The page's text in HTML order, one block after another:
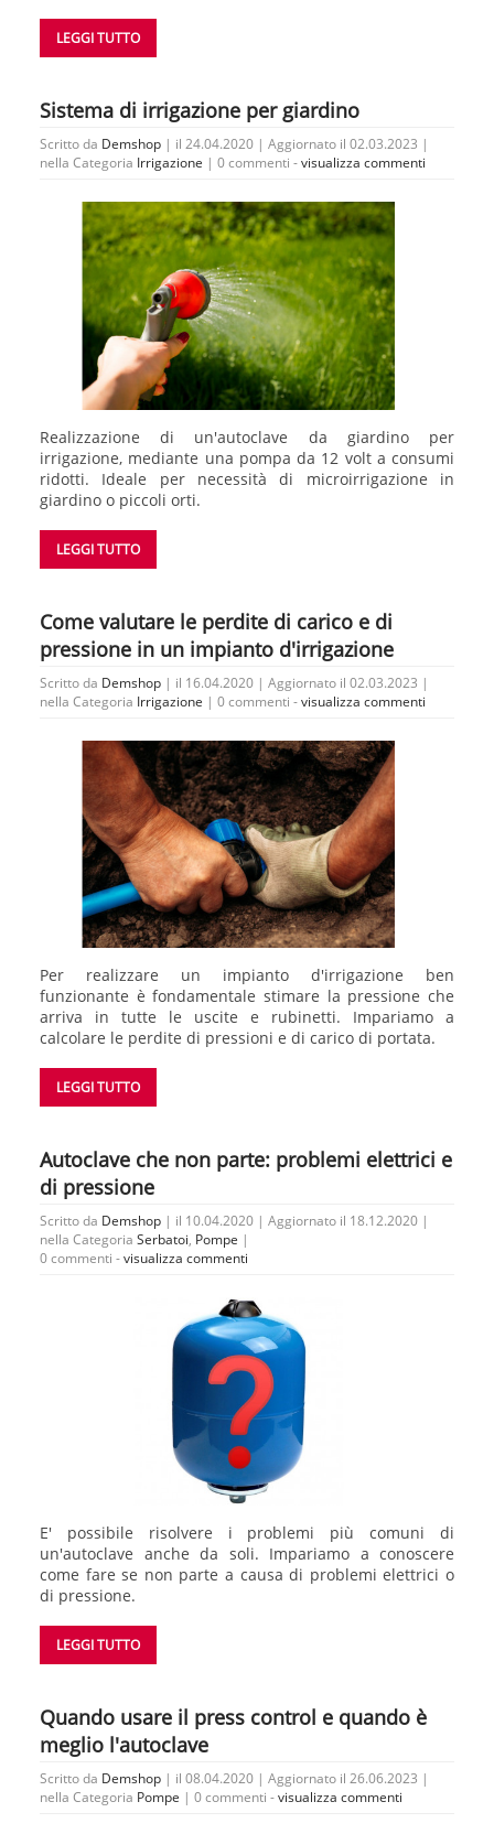
LEGGI TUTTO
Sistema di irrigazione per giardino
Scritto da Demshop | il 24.04.2020 | Aggiornato il 02.03.2023 |
nella Categoria Irrigazione | 0 commenti -visualizza commenti
Realizzazione di un'autoclave da giardino per
irrigazione, mediante una pompa da 12 volt a consumi
ridotti. Ideale per necessità di microirrigazione in
giardino o piccoli orti.
LEGGI TUTTO
Come valutare le perdite di carico e di
pressione in un impianto d'irrigazione
Scritto da Demshop | il 16.04.2020 | Aggiornato il 02.03.2023 |
nella Categoria Irrigazione | 0 commenti -visualizza commenti
Per realizzare un impianto d'irrigazione ben
funzionante è fondamentale stimare la pressione che
arriva in tutte le uscite e rubinetti. Impariamo a
calcolare le perdite di pressioni e di carico di portata.
LEGGI TUTTO
Autoclave che non parte: problemi elettrici e
di pressione
Scritto da Demshop | il 10.04.2020 | Aggiornato il 18.12.2020 |
nella Categoria Serbatoi, Pompe |
0 commenti -visualizza commenti
E' possibile risolvere i problemi più comuni di
un'autoclave anche da soli. Impariamo a conoscere
come fare se non parte a causa di problemi elettrici o
di pressione.
LEGGI TUTTO
Quando usare il press control e quando è
meglio l'autoclave
Scritto da Demshop | il 08.04.2020 | Aggiornato il 26.06.2023 |
nella Categoria Pompe | 0 commenti -visualizza commenti